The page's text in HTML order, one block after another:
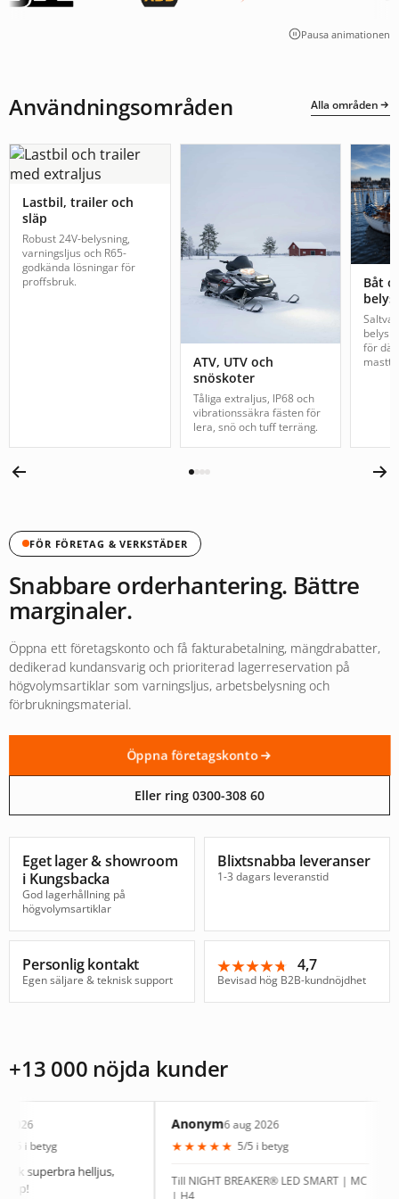
Pausa animationen
Användningsområden Alla områden
Lastbil, trailer och
släp
Robust 24V-belysning,
varningsljus och R65-
godkända lösningar för
proffsbruk.
ATV, UTV och
snöskoter
Tåliga extraljus, IP68 och
vibrationssäkra fästen för
lera, snö och tuff terräng.
Båt
för
FÖR FÖRETAG & VERKSTÄDER
Snabbare orderhantering. Bättre
marginaler.
Öppna ett företagskonto och få fakturabetalning, mängdrabatter,
dedikerad kundansvarig och prioriterad lagerreservation på
högvolymsartiklar som varningsljus, arbetsbelysning och
förbrukningsmaterial.
Öppna företagskonto
Eller ring 0300-308 60
Eget lager & showroom
i Kungsbacka
God lagerhållning på
högvolymsartiklar
Blixtsnabba leveranser
1-3 dagars leveranstid
Personlig kontakt
Egen säljare & teknisk support
★★★★★
★★★★★ 4,7
Bevisad hög B2B-kundnöjdhet
+13 000 nöjda kunder
helljus,
Anonym6 aug 2026
★★ 5/5 i betyg
Till NIGHT BREAKER® LED SMART | MC